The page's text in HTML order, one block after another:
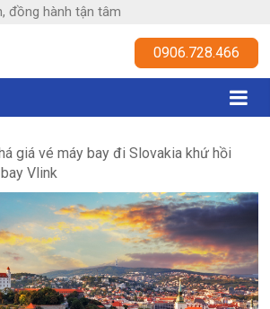
đồng hành tận tâm
0906.728.466
giá vé máy bay đi Slovakia khứ hồi
Vlink